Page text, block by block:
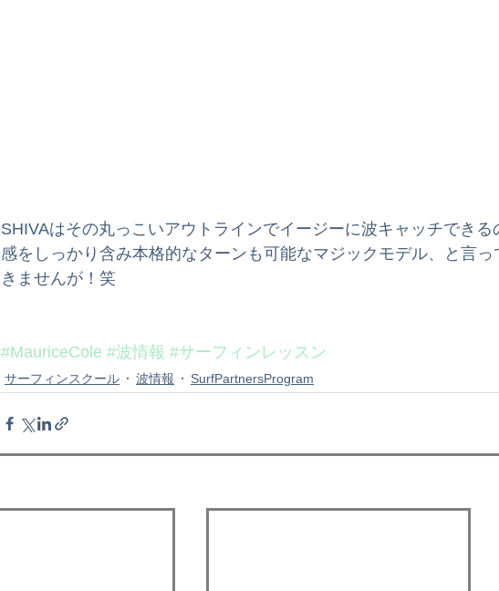
SHIVAはその丸っこいアウトラインでイージーに波キャッチでき
感をしっかり含み本格的なターンも可能なマジックモデル、と言
きませんが！笑
#MauriceCole #波情報 #サーフィンレッスン
サーフィンスクール 波情報 SurfPartnersProgram